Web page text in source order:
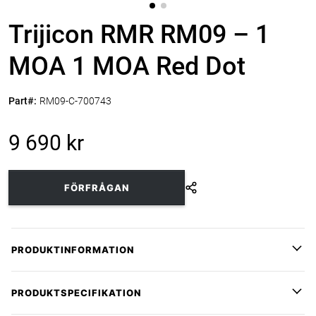
Trijicon RMR RM09 – 1
MOA 1 MOA Red Dot
Part#: RM09-C-700743
9 690 kr
FÖRFRÅGAN
PRODUKTINFORMATION
snabb siktesbild, låg profil och trygg prestanda under hård
PRODUKTSPECIFIKATION